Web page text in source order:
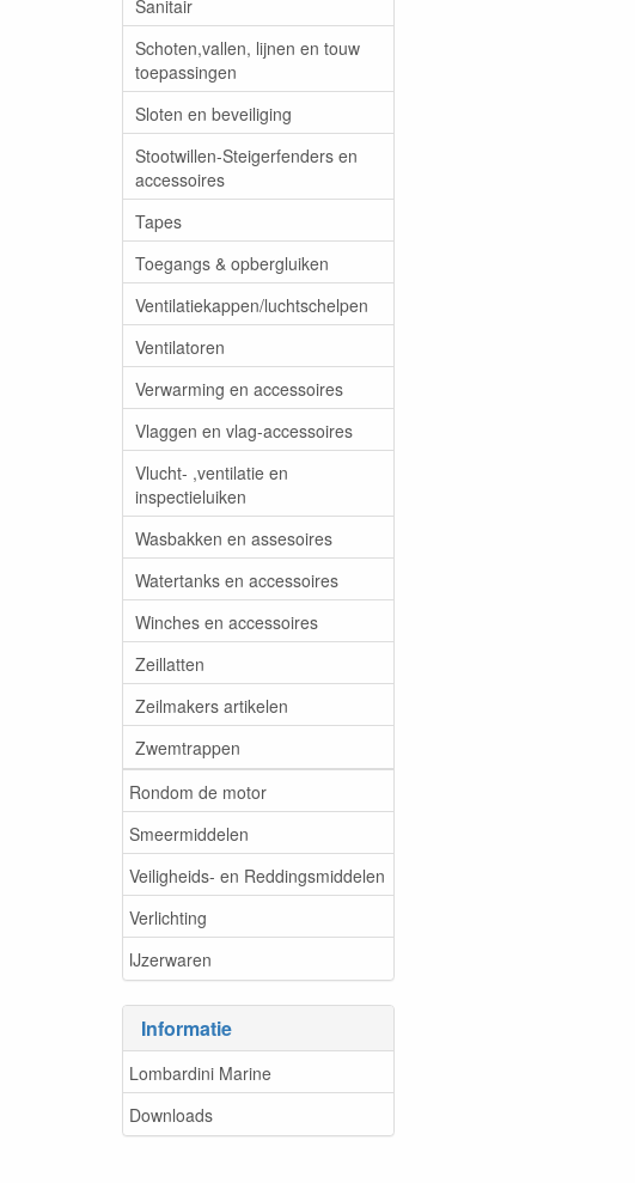
Sanitair
Schoten,vallen, lijnen en touw
toepassingen
Sloten en beveiliging
Stootwillen-Steigerfenders en
accessoires
Tapes
Toegangs & opbergluiken
Ventilatiekappen/luchtschelpen
Ventilatoren
Verwarming en accessoires
Vlaggen en vlag-accessoires
Vlucht- ,ventilatie en
inspectieluiken
Wasbakken en assesoires
Watertanks en accessoires
Winches en accessoires
Zeillatten
Zeilmakers artikelen
Zwemtrappen
Rondom de motor
Smeermiddelen
Veiligheids- en Reddingsmiddelen
Verlichting
IJzerwaren
Informatie
Lombardini Marine
Downloads